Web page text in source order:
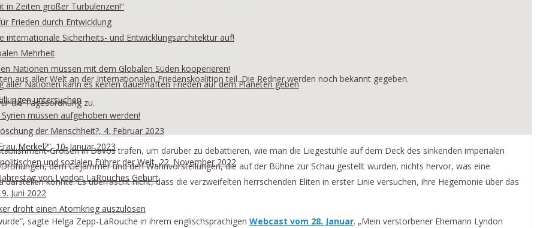
in Zeiten großer Turbulenzen!“
Frieden durch Entwicklung
internationale Sicherheits- und Entwicklungsarchitektur auf!
Mehrheit
Nationen müssen mit dem Globalen Süden kooperieren!
Nationen kann es keinen dauerhaften Frieden auf dem Planeten geben
untersuchen
müssen aufgehoben werden!
der Menschheit?, 4. Februar 2023
Merkel?“, 10. Januar 2023
und sozialen Führer der Welt, 22. November 2022
von Lyndon LaRouches Geburt
Juni 2022
droht einen Atomkrieg auszulösen
aus aller Welt an der Internationalen Friedenskoalition teil. Die Redner werden noch bekannt gegeben.
die Tagesordnung zu.
Größen in Davos trafen, um darüber zu debattieren, wie man die Liegestühle auf dem Deck des sinkenden imperialen
dem Gejammer und den Wahnvorstellungen, die auf der Bühne zur Schau gestellt wurden, nichts hervor, was eine
könnte. Es überrascht nicht, dass die verzweifelten herrschenden Eliten in erster Linie versuchen, ihre Hegemonie über das
sagte Helga Zepp-LaRouche in ihrem englischsprachigen Webcast vom 28. Januar. „Mein verstorbener Ehemann Lyndon